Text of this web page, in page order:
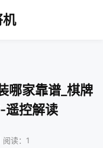
机
哪家靠谱_棋牌
遥控解读
读：1